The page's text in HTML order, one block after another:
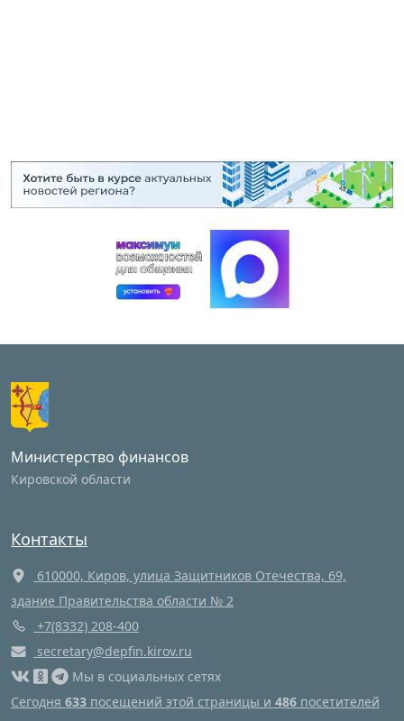
Министерство финансов
Кировской области
Контакты
610000, Киров, улица Защитников Отечества, 69,
здание Правительства области № 2
+7(8332) 208-400
secretary@depfin.kirov.ru
Мы в социальных сетях
Сегодня 633 посещений этой страницы и 486 посетителей